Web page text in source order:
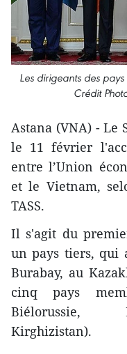
Les dirigeants des
Crédit
Astana (VNA) - ​Le
le 11 février
entre l’Union
et le Vietnam,
TASS.
Il s'agit du
un pays tiers, qui
Burabay, au
cinq pays
Biélorussie,
Kirghizistan).